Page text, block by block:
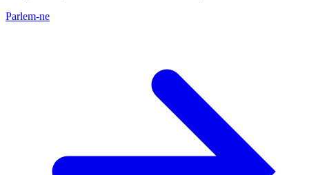
Parlem-ne